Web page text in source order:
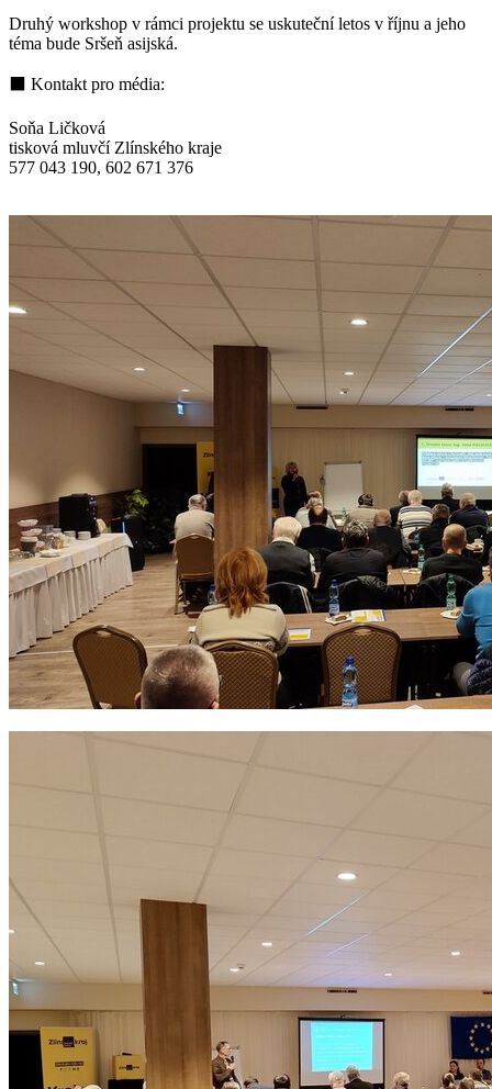
Druhý workshop v rámci projektu se uskuteční letos v říjnu a jeho
téma bude Sršeň asijská.
⬛ Kontakt pro média:
Soňa Ličková
tisková mluvčí Zlínského kraje
577 043 190, 602 671 376